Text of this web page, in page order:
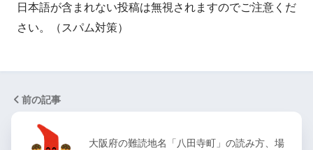
日本語が含まれない投稿は無視されますのでご注意くだ
さい。（スパム対策）
前の記事
大阪府の難読地名「八田寺町」の読み方、場